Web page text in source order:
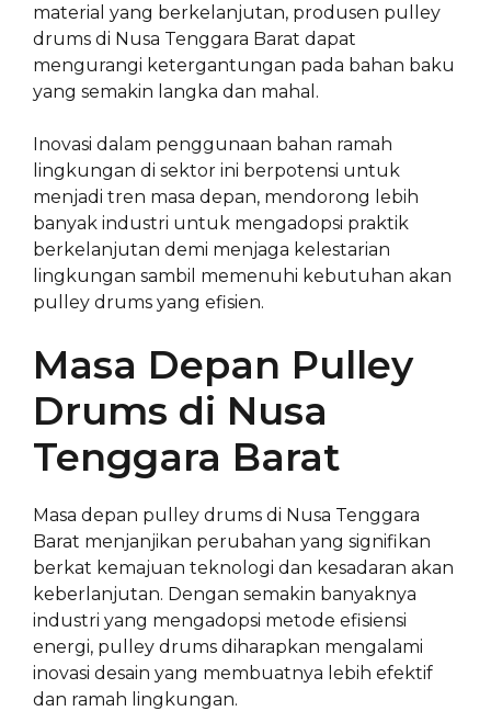
material yang berkelanjutan, produsen pulley
drums di Nusa Tenggara Barat dapat
mengurangi ketergantungan pada bahan baku
yang semakin langka dan mahal.
Inovasi dalam penggunaan bahan ramah
lingkungan di sektor ini berpotensi untuk
menjadi tren masa depan, mendorong lebih
banyak industri untuk mengadopsi praktik
berkelanjutan demi menjaga kelestarian
lingkungan sambil memenuhi kebutuhan akan
pulley drums yang efisien.
Masa Depan Pulley
Drums di Nusa
Tenggara Barat
Masa depan pulley drums di Nusa Tenggara
Barat menjanjikan perubahan yang signifikan
berkat kemajuan teknologi dan kesadaran akan
keberlanjutan. Dengan semakin banyaknya
industri yang mengadopsi metode efisiensi
energi, pulley drums diharapkan mengalami
inovasi desain yang membuatnya lebih efektif
dan ramah lingkungan.